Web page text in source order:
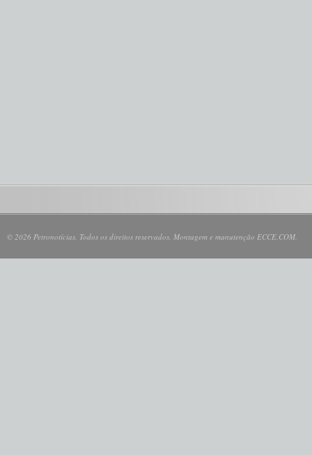
© 2026 Petronotícias. Todos os direitos reservados. Montagem e manutenção ECCE.COM.